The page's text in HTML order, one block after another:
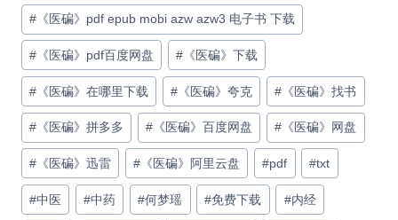
# 《医碥》pdf epub mobi azw azw3 电子书 下载
# 《医碥》pdf百度网盘 # 《医碥》下载
# 《医碥》在哪里下载 # 《医碥》夸克 # 《医碥》找书
# 《医碥》拼多多 # 《医碥》百度网盘 # 《医碥》网盘
# 《医碥》迅雷 # 《医碥》阿里云盘 #pdf #txt
#中医 #中药 #何梦瑶 #免费下载 #内经